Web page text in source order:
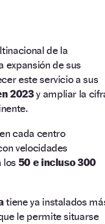
de la
expansión de sus
este servicio a sus
2023y ampliar la
en cada centro
velocidades
los 50 e incluso 300
tiene ya instalados
le permite situarse